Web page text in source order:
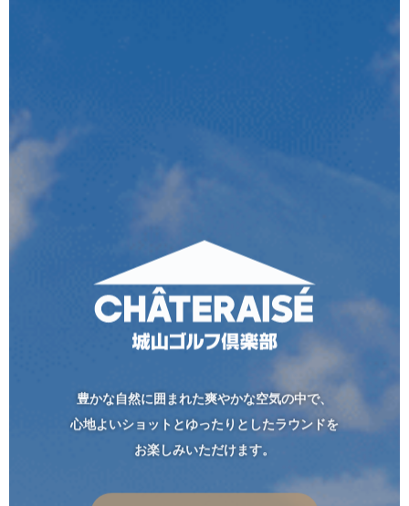
豊かな自然に囲まれた爽やかな空気の中で、
心地よいショットとゆったりとしたラウンドを
お楽しみいただけます。